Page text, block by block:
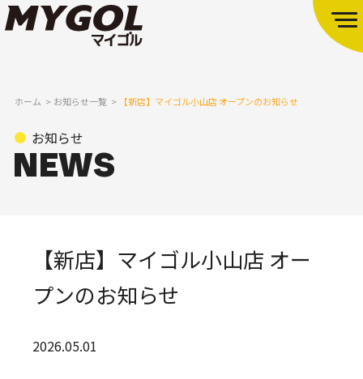
ホーム お知らせ一覧 【新店】マイゴル小山店 オープンのお知らせ
お知らせ
【新店】マイゴル小山店 オー
プンのお知らせ
2026.05.01